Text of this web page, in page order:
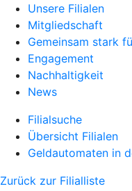
Unsere Filialen
Mitgliedschaft
Gemeinsam stark
Engagement
Nachhaltigkeit
News
Filialsuche
Übersicht Filialen
Geldautomaten in
Zurück zur Filialliste